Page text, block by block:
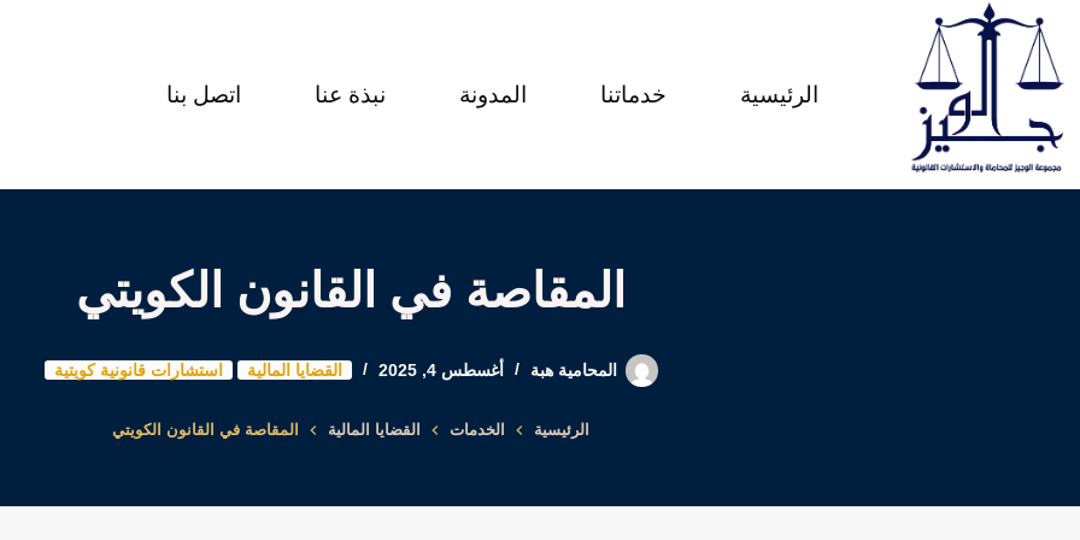
التجاوز
إلى
المحتوى
الرئيسية خدماتنا المدونة نبذة عنا اتصل بنا
المقاصة في القانون الكويتي
المحامية هبة أغسطس 4, 2025 القضايا المالية استشارات قانونية كويتية
الرئيسية الخدمات القضايا المالية المقاصة في القانون الكويتي